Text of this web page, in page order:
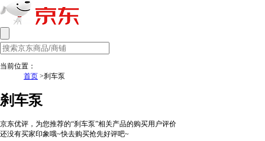
当前位置：
首页 >刹车泵
刹车泵
京东优评，为您推荐的“刹车泵”相关产品的购买用户评价
还没有买家印象哦~快去购买抢先好评吧~